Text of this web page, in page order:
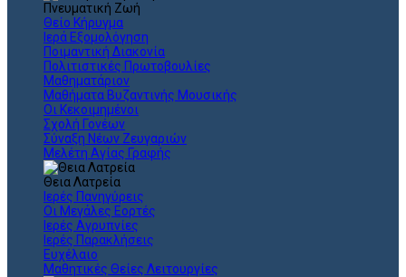
Πνευματική Ζωή
Θείο Κήρυγμα
Ιερά Εξομολόγηση
Ποιμαντική Διακονία
Πολιτιστικές Πρωτοβουλίες
Μαθηματάριον
Μαθήματα Βυζαντινής Μουσικής
Οι Κεκοιμημένοι
Σχολή Γονέων
Σύναξη Νέων Ζευγαριών
Μελέτη Αγίας Γραφής
Θεια Λατρεία
Ιερές Πανηγύρεις
Οι Μεγάλες Εορτές
Ιερές Αγρυπνίες
Ιερές Παρακλήσεις
Ευχέλαιο
Μαθητικές Θείες Λειτουργίες